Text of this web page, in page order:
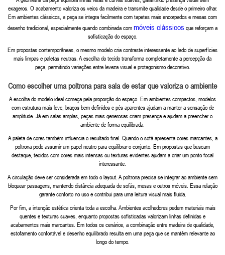
exageros. O acabamento valoriza os veios da madeira e transmite qualidade desde o primeiro olhar.
Em ambientes clássicos, a peça se integra facilmente com tapetes mais encorpados e mesas com
desenho tradicional, especialmente quando combinada com móveis clássicos que reforçam a
sofisticação do espaço.
Em propostas contemporâneas, o mesmo modelo cria contraste interessante ao lado de superfícies
mais limpas e paletas neutras. A escolha do tecido transforma completamente a percepção da
peça, permitindo variações entre leveza visual e protagonismo decorativo.
Como escolher uma poltrona para sala de estar que valoriza o ambiente
A escolha do modelo ideal começa pela proporção do espaço. Em ambientes compactos, modelos
com estrutura mais leve, braços bem definidos e pés aparentes ajudam a manter a sensação de
amplitude. Já em salas amplas, peças mais generosas criam presença e ajudam a preencher o
ambiente de forma equilibrada.
A paleta de cores também influencia o resultado final. Quando o sofá apresenta cores marcantes, a
poltrona pode assumir um papel neutro para equilibrar o conjunto. Em propostas que buscam
destaque, tecidos com cores mais intensas ou texturas evidentes ajudam a criar um ponto focal
interessante.
A circulação deve ser considerada em todo o layout. A poltrona precisa se integrar ao ambiente sem
bloquear passagens, mantendo distância adequada de sofás, mesas e outros móveis. Essa relação
garante conforto no uso e contribui para uma leitura visual mais fluida.
Por fim, a intenção estética orienta toda a escolha. Ambientes acolhedores pedem materiais mais
quentes e texturas suaves, enquanto propostas sofisticadas valorizam linhas definidas e
acabamentos mais marcantes. Em todos os cenários, a combinação entre madeira de qualidade,
estofamento confortável e desenho equilibrado resulta em uma peça que se mantém relevante ao
longo do tempo.